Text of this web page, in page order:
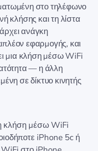
στο τηλέφωνο
κλήσης και τη λίστα
ανάγκη
εφαρμογής, και
μια κλήση μέσω WiFi
— η άλλη
σε δίκτυο κινητής
κλήση μέσω WiFi
iPhone 5c ή